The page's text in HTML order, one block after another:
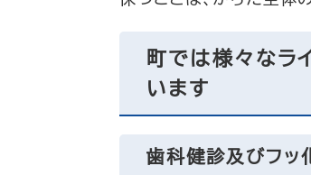
町では様々なラ
います
歯科健診及びフッ